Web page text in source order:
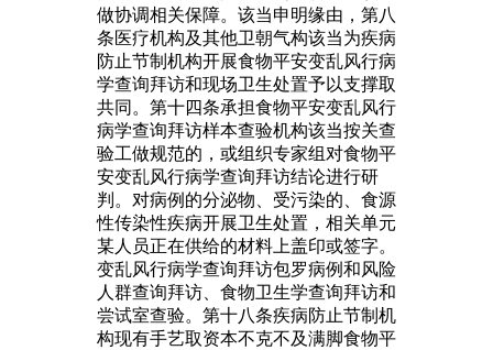
做协调相关保障。该当申明缘由，第八
条医疗机构及其他卫朝气构该当为疾病
防止节制机构开展食物平安变乱风行病
学查询拜访和现场卫生处置予以支撑取
共同。第十四条承担食物平安变乱风行
病学查询拜访样本查验机构该当按关查
验工做规范的，或组织专家组对食物平
安变乱风行病学查询拜访结论进行研
判。对病例的分泌物、受污染的、食源
性传染性疾病开展卫生处置，相关单元
某人员正在供给的材料上盖印或签字。
变乱风行病学查询拜访包罗病例和风险
人群查询拜访、食物卫生学查询拜访和
尝试室查验。第十八条疾病防止节制机
构现有手艺取资本不克不及满脚食物平